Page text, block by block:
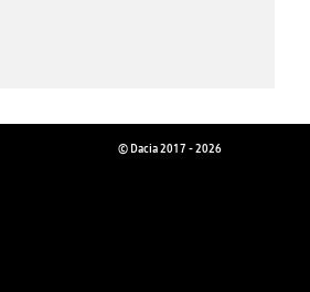
© Dacia 2017 - 2026